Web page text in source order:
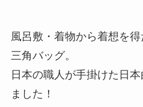
風呂敷・着物から着想を
三角バッグ。
日本の職人が手掛けた日
ました！